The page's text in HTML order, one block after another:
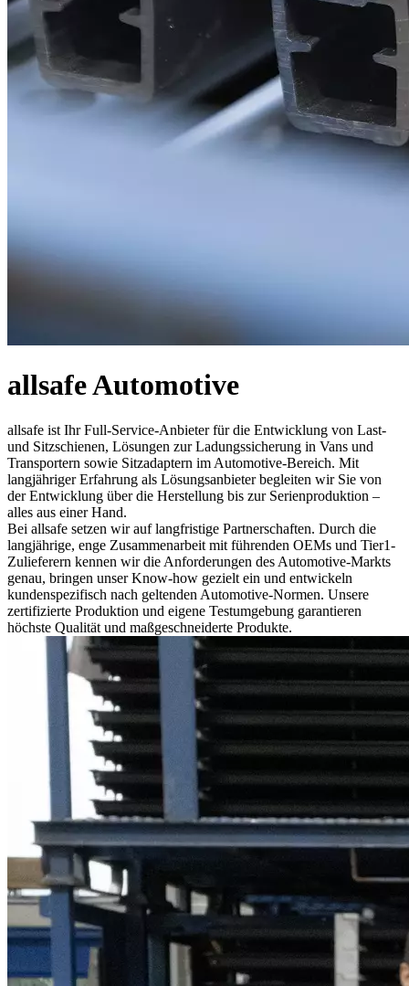
allsafe Automotive
allsafe ist Ihr Full-Service-Anbieter für die Entwicklung von Last-
und Sitzschienen, Lösungen zur Ladungssicherung in Vans und
Transportern sowie Sitzadaptern im Automotive-Bereich. Mit
langjähriger Erfahrung als Lösungsanbieter begleiten wir Sie von
der Entwicklung über die Herstellung bis zur Serienproduktion –
alles aus einer Hand.
Bei allsafe setzen wir auf langfristige Partnerschaften. Durch die
langjährige, enge Zusammenarbeit mit führenden OEMs und Tier1-
Zulieferern kennen wir die Anforderungen des Automotive-Markts
genau, bringen unser Know-how gezielt ein und entwickeln
kundenspezifisch nach geltenden Automotive-Normen. Unsere
zertifizierte Produktion und eigene Testumgebung garantieren
höchste Qualität und maßgeschneiderte Produkte.